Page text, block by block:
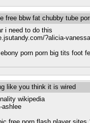
free bbw fat chubby tube
i need to do this
?alicia-vanessa
porn porn big tits foot
like you think it is wired
wikipedia
ashlee